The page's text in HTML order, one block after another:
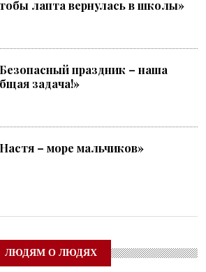
лапта вернулась в школы»
праздник – наша
задача!»
– море мальчиков»
ЛЮДЯМ О ЛЮДЯХ